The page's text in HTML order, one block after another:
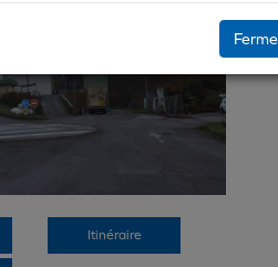
Itinéraire